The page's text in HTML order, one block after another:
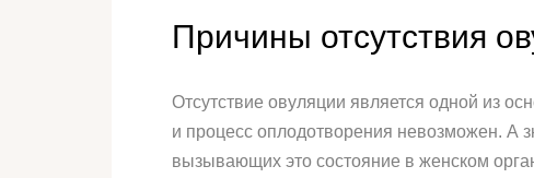
Причины отсутствия
Отсутствие овуляции является одной из
и процесс оплодотворения невозможен. А
вызывающих это состояние в женском